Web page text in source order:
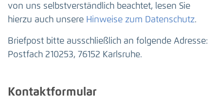
von uns selbstverständlich beachtet, lesen Sie
hierzu auch unsere Hinweise zum Datenschutz.
Briefpost bitte ausschließlich an folgende Adresse:
Postfach 210253, 76152 Karlsruhe.
Kontaktformular